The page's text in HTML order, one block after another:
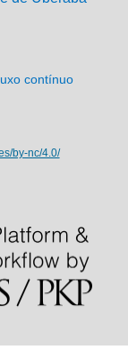
contínuo
by-nc/4.0/